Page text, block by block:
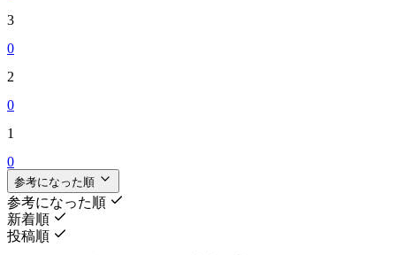
3
0
2
0
1
0
参考になった順
参考になった順
新着順
投稿順